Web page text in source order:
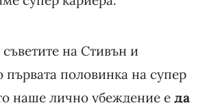
на Стивън и
половинка на супер
наше лично убеждение еда